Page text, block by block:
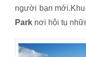
người bạn
Park nơi hội tụ